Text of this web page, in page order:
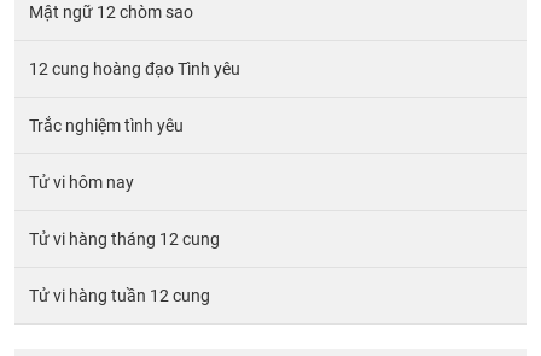
Mật ngữ 12 chòm sao
12 cung hoàng đạo Tình yêu
Trắc nghiệm tình yêu
Tử vi hôm nay
Tử vi hàng tháng 12 cung
Tử vi hàng tuần 12 cung